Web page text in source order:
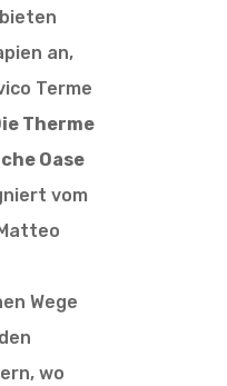
an,
Terme
Therme
Oase
vom
Wege
wo